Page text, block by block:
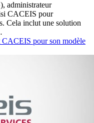
administrateur
CACEIS pour
Cela inclut une solution
pour son modèle